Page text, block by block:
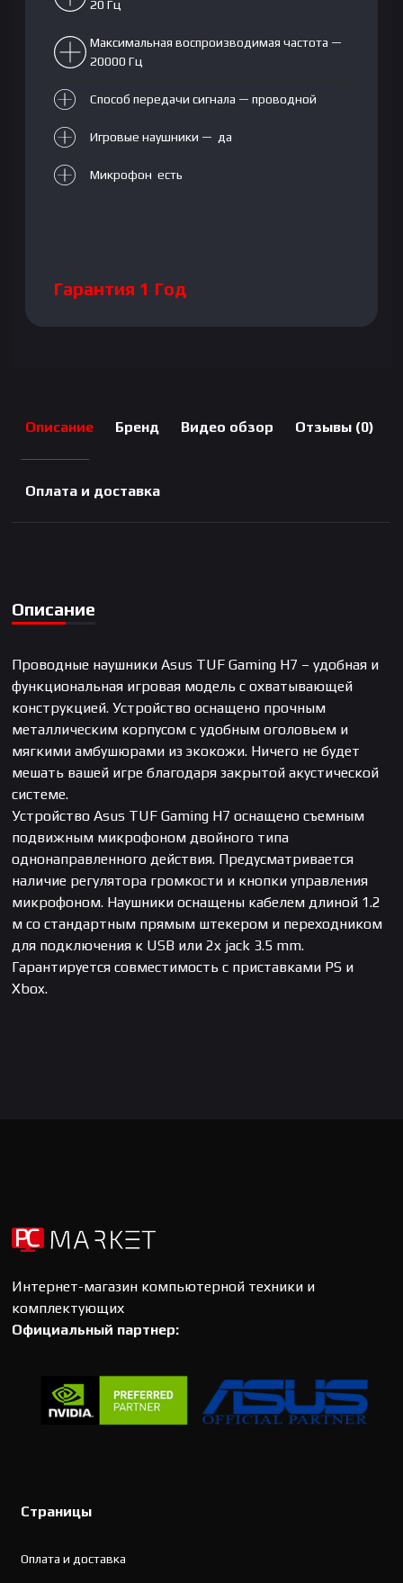
20 Гц
Максимальная воспроизводимая частота —
20000 Гц
Способ передачи сигнала — проводной
Игровые наушники — да
Микрофон есть
Гарантия 1 Год
Описание Бренд Видео обзор Отзывы (0)
Оплата и доставка
Описание
Проводные наушники Asus TUF Gaming H7 – удобная и
функциональная игровая модель с охватывающей
конструкцией. Устройство оснащено прочным
металлическим корпусом с удобным оголовьем и
мягкими амбушюрами из экокожи. Ничего не будет
мешать вашей игре благодаря закрытой акустической
системе.
Устройство Asus TUF Gaming H7 оснащено съемным
подвижным микрофоном двойного типа
однонаправленного действия. Предусматривается
наличие регулятора громкости и кнопки управления
микрофоном. Наушники оснащены кабелем длиной 1.2
м со стандартным прямым штекером и переходником
для подключения к USB или 2x jack 3.5 mm.
Гарантируется совместимость с приставками PS и
Xbox.
Интернет-магазин компьютерной техники и
комплектующих
Официальный партнер:
Страницы
Оплата и доставка